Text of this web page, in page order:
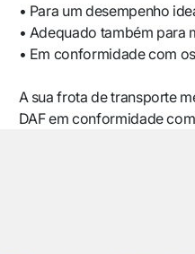
• Para um desempenho
• Adequado também para
• Em conformidade com
A sua frota de transporte
DAF em conformidade